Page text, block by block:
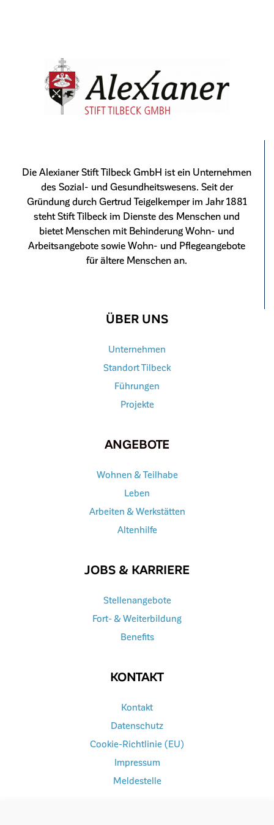
Die Alexianer Stift Tilbeck GmbH ist ein Unternehmen
des Sozial- und Gesundheitswesens. Seit der
Gründung durch Gertrud Teigelkemper im Jahr 1881
steht Stift Tilbeck im Dienste des Menschen und
bietet Menschen mit Behinderung Wohn- und
Arbeitsangebote sowie Wohn- und Pflegeangebote
für ältere Menschen an.
ÜBER UNS
Unternehmen
Standort Tilbeck
Führungen
Projekte
ANGEBOTE
Wohnen & Teilhabe
Leben
Arbeiten & Werkstätten
Altenhilfe
JOBS & KARRIERE
Stellenangebote
Fort- & Weiterbildung
Benefits
KONTAKT
Kontakt
Datenschutz
Cookie-Richtlinie (EU)
Impressum
Meldestelle